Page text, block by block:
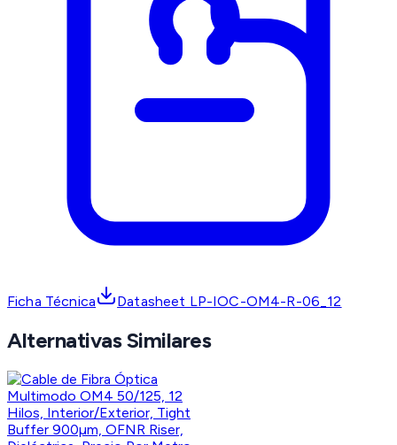
Ficha Técnica Datasheet LP-IOC-OM4-R-06_12
Alternativas Similares